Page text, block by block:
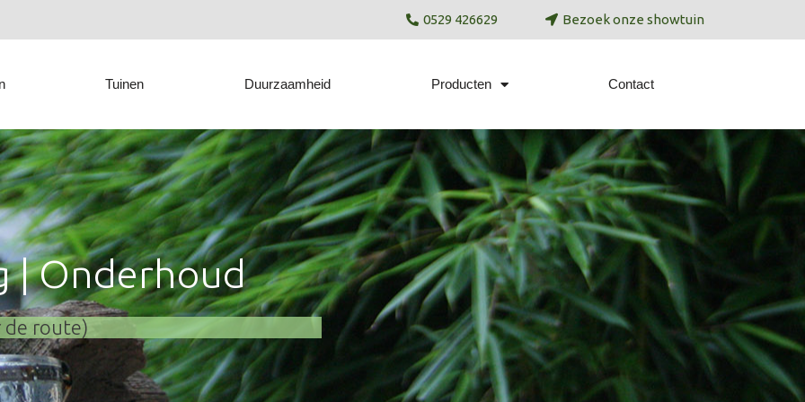
0529 426629 Bezoek onze showtuin
Tuinen Duurzaamheid Producten Contact
| Onderhoud
de route)